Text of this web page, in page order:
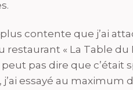
plus contente que j’ai
restaurant « La Table du
peut pas dire que
j’ai essayé au